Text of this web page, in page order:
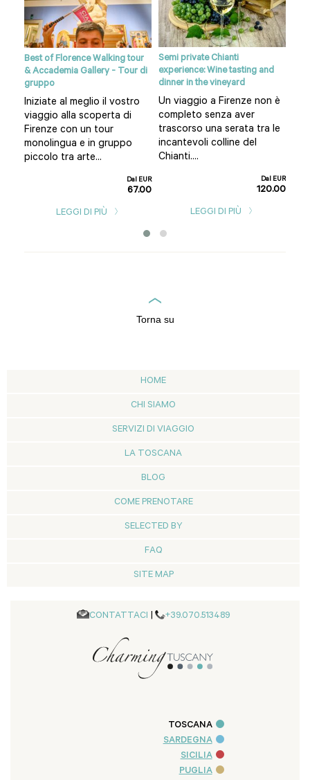
Best of Florence Walking tour
& Accademia Gallery - Tour di
gruppo
Iniziate al meglio il vostro
viaggio alla scoperta di
Firenze con un tour
monolingua e in gruppo
piccolo tra arte...
Dal EUR
67.00
LEGGI DI PIÙ
Semi private Chianti
experience: Wine tasting and
dinner in the vineyard
Un viaggio a Firenze non è
completo senza aver
trascorso una serata tra le
incantevoli colline del
Chianti....
Dal EUR
120.00
LEGGI DI PIÙ
Torna su
HOME
CHI SIAMO
SERVIZI DI VIAGGIO
LA TOSCANA
BLOG
COME PRENOTARE
SELECTED BY
FAQ
SITE MAP
CONTATTACI | +39.070.513489
TOSCANA
SARDEGNA
SICILIA
PUGLIA